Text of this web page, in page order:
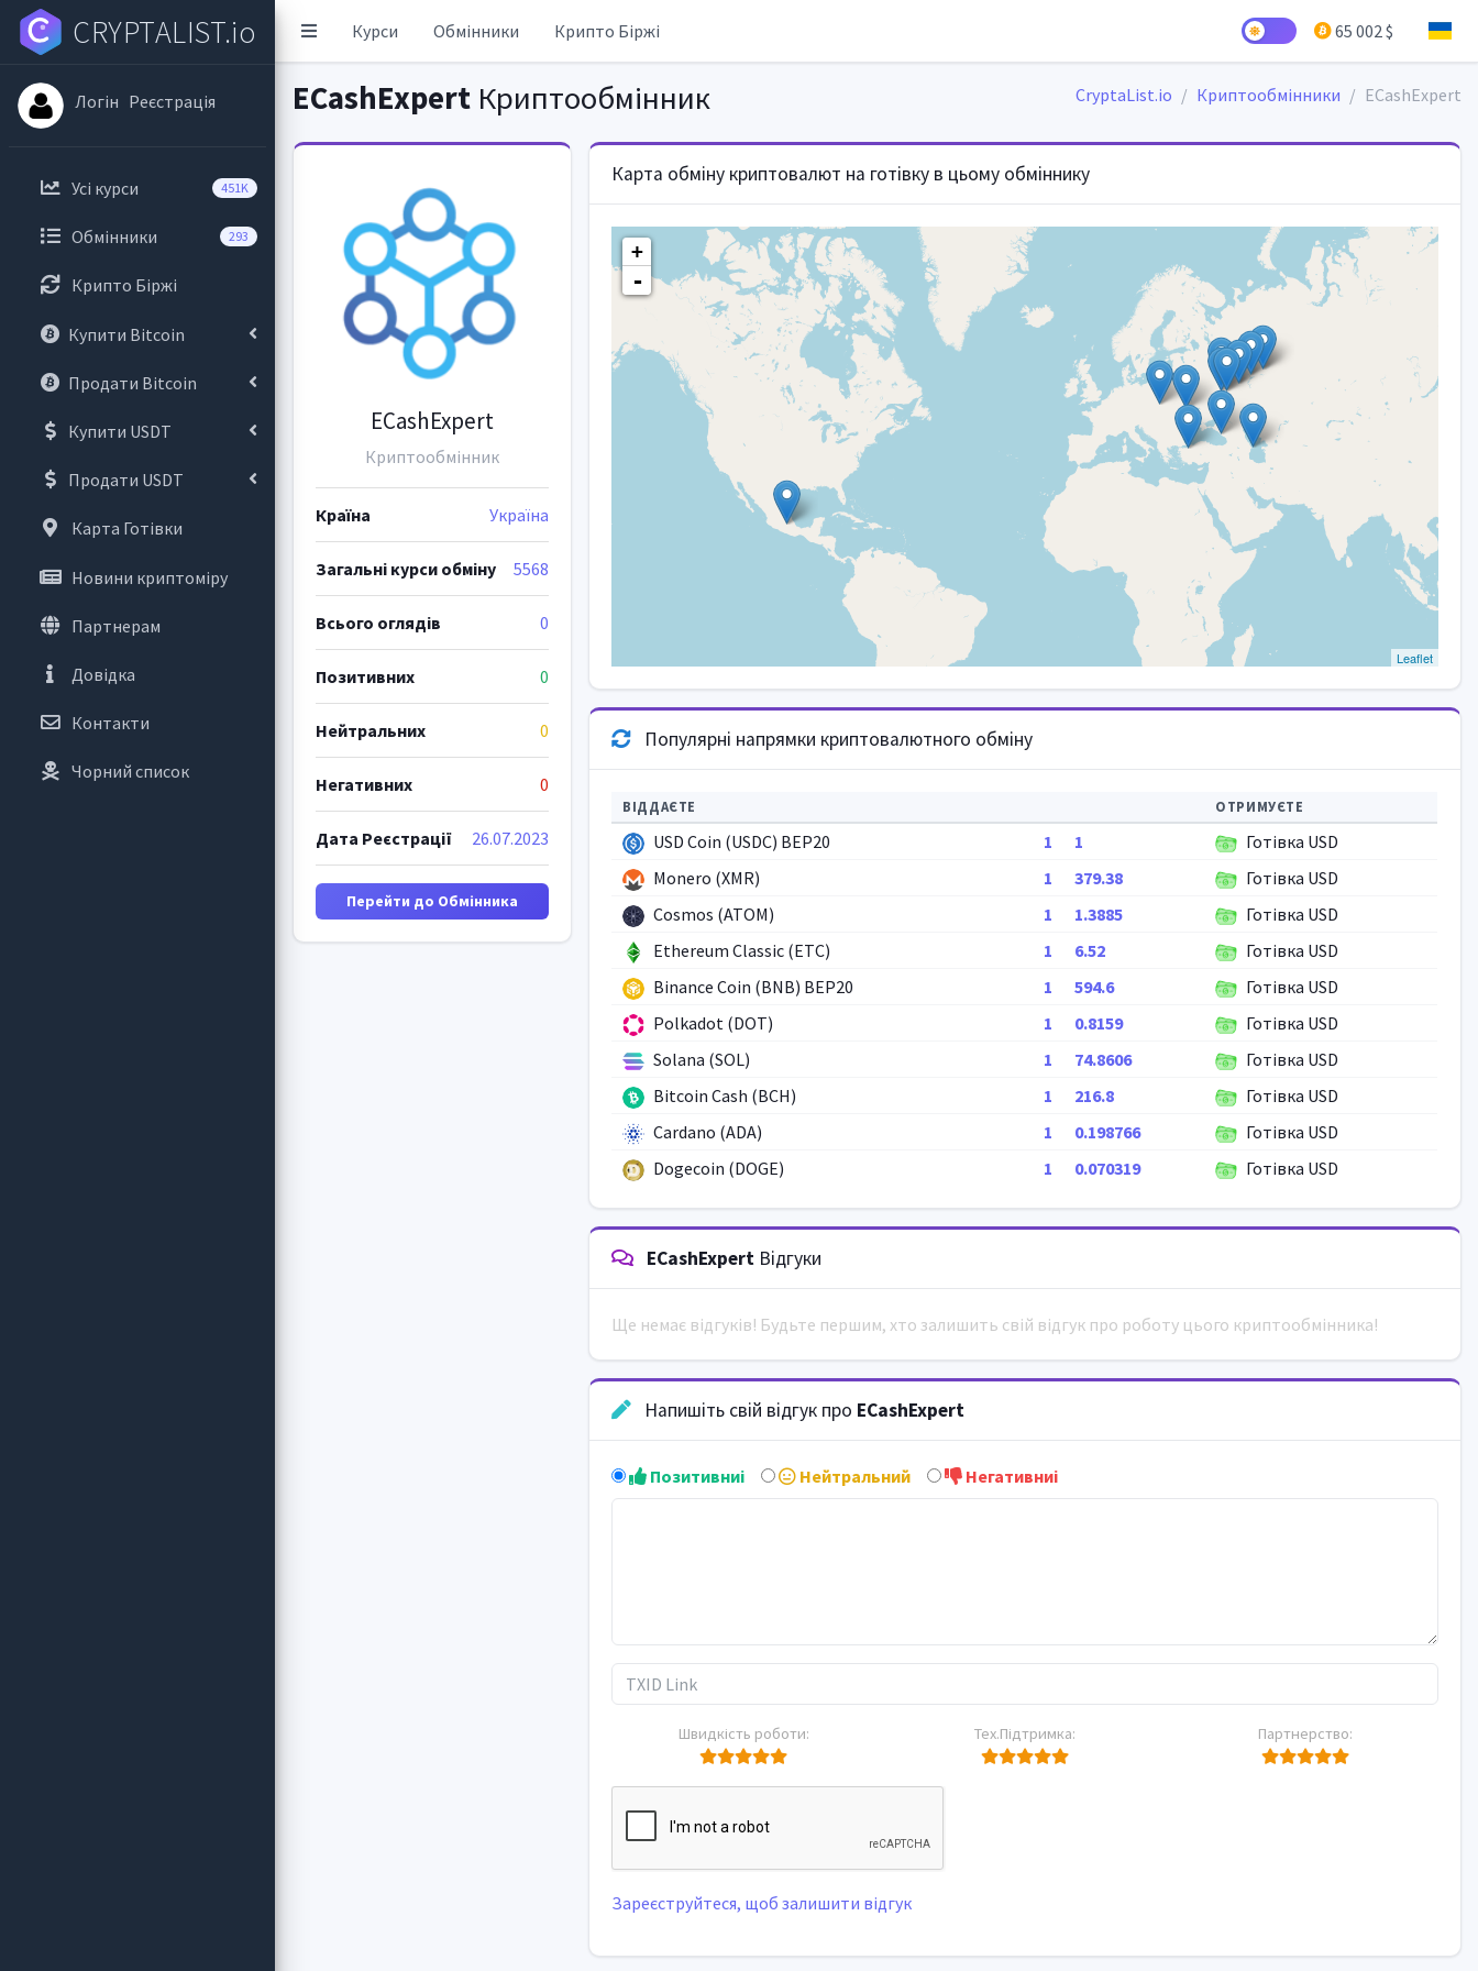
Курси Обмінники Крипто Біржі 65 002 $
CRYPTALIST.io
Логін Реєстрація
Усі курси 451K
Обмінники 293
Крипто Біржі
Купити Bitcoin
Продати Bitcoin
Купити USDT
Продати USDT
Карта Готівки
Новини криптоміру
Партнерам
Довідка
Контакти
Чорний список
ECashExpertКриптообмінник CryptaList.io Криптообмінники ECashExpert
ECashExpert
Криптообмінник
Країна Україна
Загальні курси обміну 5568
Всього оглядів 0
Позитивних 0
Нейтральних 0
Негативних 0
Дата Реєстрації 26.07.2023
Перейти до Обмінника
Карта обміну криптовалют на готівку в цьому обміннику
+
-
Leaflet
Популярні напрямки криптовалютного обміну
ВІДДАЄТЕ ОТРИМУЄТЕ
USD Coin (USDC) BEP20 1 1
Готівка USD
Monero (XMR)
1 379.38
Готівка USD
Cosmos (ATOM)
1 1.3885
Готівка USD
Ethereum Classic (ETC)
1 6.52
Готівка USD
Binance Coin (BNB) BEP20
1 594.6
Готівка USD
Polkadot (DOT)
1 0.8159
Готівка USD
Solana (SOL)
1 74.8606
Готівка USD
Bitcoin Cash (BCH)
1 216.8
Готівка USD
Cardano (ADA)
1 0.198766
Готівка USD
Dogecoin (DOGE)
1 0.070319 Готівка USD
ECashExpert Відгуки
Ще немає відгуків! Будьте першим, хто залишить свій відгук про роботу цього криптообмінника!
Напишіть свій відгук про ECashExpert
Позитивниi Нейтральний Негативниi
Швидкість роботи: Тех.Підтримка: Партнерство:
Зареєструйтеся, щоб залишити відгук